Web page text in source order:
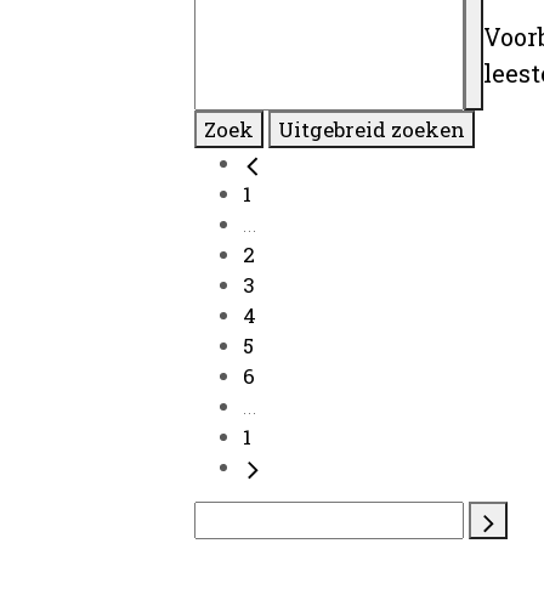
Zoek Uitgebreid zoeken
1
...
2
3
4
5
6
...
1